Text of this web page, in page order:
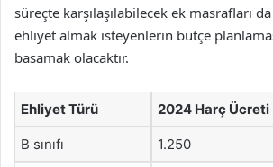
süreçte karşılaşılabilecek ek masrafları
ehliyet almak isteyenlerin bütçe
basamak olacaktır.
Ehliyet Türü 2024 Harç Ücreti
B sınıfı 1.250